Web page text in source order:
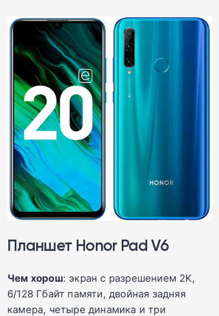
Планшет Honor Pad V6
Чем хорош: экран с разрешением 2K,
6/128 Гбайт памяти, двойная задняя
камера, четыре динамика и три